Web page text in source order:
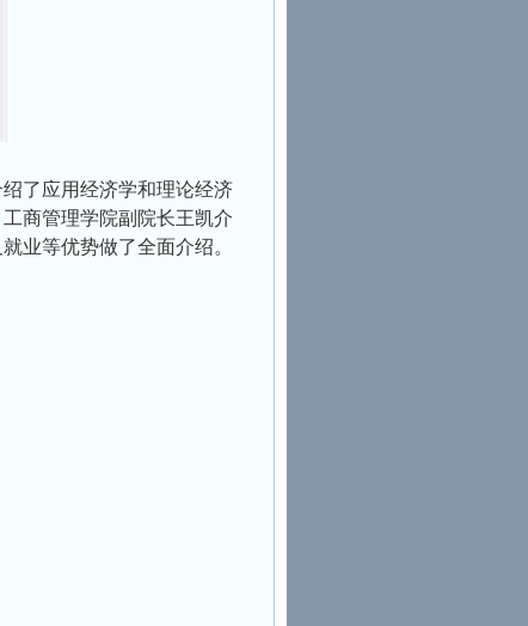
了应用经济学和理论经济
商管理学院副院长王凯介
业等优势做了全面介绍。